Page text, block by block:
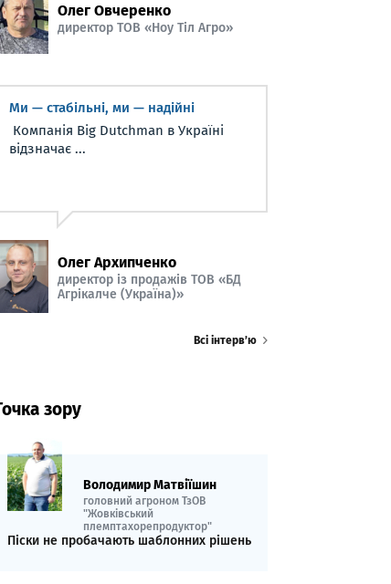
Олег Овчеренко
директор ТОВ «Ноу Тіл Агро»
Ми — стабільні, ми — надійні
Компанія Big Dutchman в Україні
відзначає ...
Олег Архипченко
директор із продажів ТОВ «БД
Агрікалче (Україна)»
Всі інтерв’ю
зору
Володимир Матвіїшин
головний агроном ТзОВ
"Жовківський
племптахорепродуктор"
Піски не пробачають шаблонних рішень